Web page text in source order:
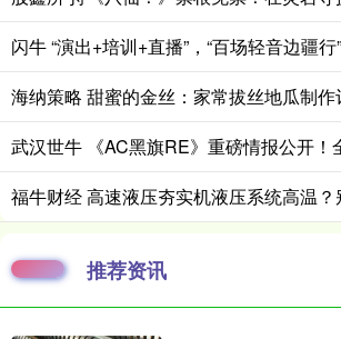
闪牛 “演出+培训+直播”，“百场轻音边疆
海纳策略 甜蜜的金丝：家常拔丝地瓜制作
推荐资讯